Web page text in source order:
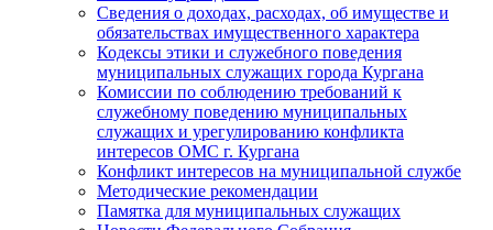
Сведения о доходах, расходах, об имуществе и
обязательствах имущественного характера
Кодексы этики и служебного поведения
муниципальных служащих города Кургана
Комиссии по соблюдению требований к
служебному поведению муниципальных
служащих и урегулированию конфликта
интересов ОМС г. Кургана
Конфликт интересов на муниципальной службе
Методические рекомендации
Памятка для муниципальных служащих